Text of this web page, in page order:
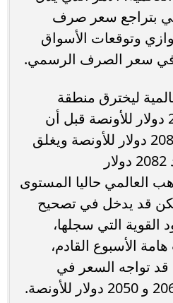
بتراجع سعر صرف
وتوقعات الأسواق
سعر الصرف الرسمي.
ليخترق منطقة
المقاومة 2040 – 2050 دولار للأونصة قبل أن
يحقق مستهدفه عند 2080 دولار للأونصة ويغلق
فوق هذا المستوى عند 2082 دولار
العالمي حاليا المستوى
ولكن قد يدخل في تصحيح
التي سجلها،
الأسبوع القادم،
قد تواجه السعر في